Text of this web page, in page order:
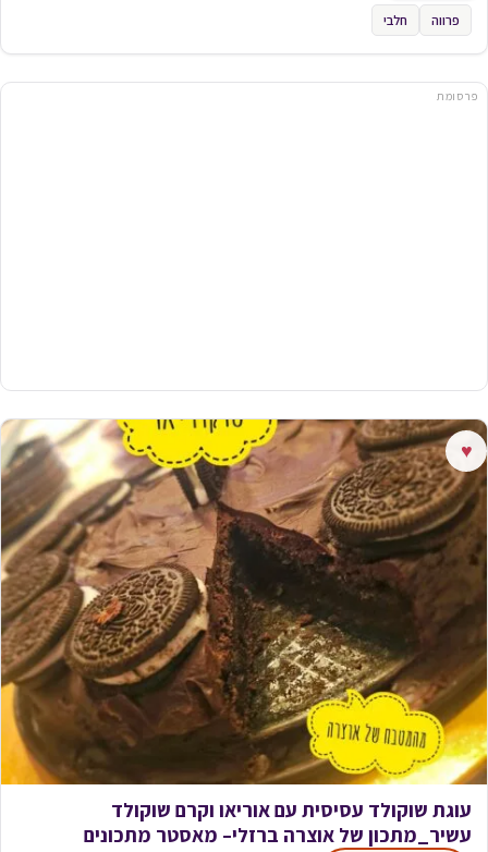
פרווה חלבי
פרסומת
♥
עוגת שוקולד עסיסית עם אוריאו וקרם שוקולד
עשיר_מתכון של אוצרה ברזלי– מאסטר מתכונים